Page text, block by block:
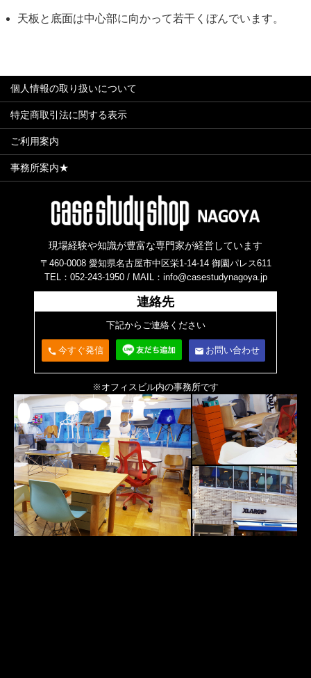
天板と底面は中心部に向かって若干くぼんでいます。
個人情報の取り扱いについて
特定商取引法に関する表示
ご利用案内
事務所案内★
現場経験や知識が豊富な専門家が経営しています
〒460-0008 愛知県名古屋市中区栄1-14-14 御園パレス611
TEL：052-243-1950 / MAIL：info@casestudynagoya.jp
連絡先
下記からご連絡ください
call 今すぐ発信 email お問い合わせ
※オフィスビル内の事務所です